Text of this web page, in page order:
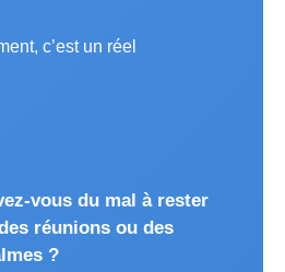
c’est un réel
vous du mal à rester
réunions ou des
?